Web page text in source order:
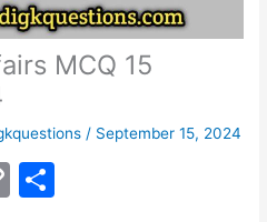
MCQ 15
/ September 15, 2024
C